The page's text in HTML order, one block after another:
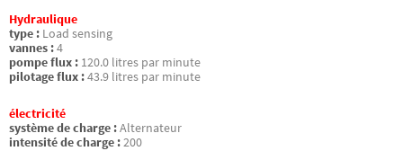
Hydraulique
type : Load sensing
vannes :4
pompe flux : 120.0 litres par minute
pilotage flux :43.9 litres par minute
électricité
système de charge :Alternateur
intensité de charge :200